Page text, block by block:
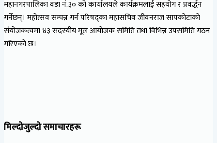
महानगरपालिका वडा नं.३० को कार्यालयले कार्यक्रमलाई सहयोग र प्रवर्द्धन
गर्नेछन्। महोत्सव सम्पन्न गर्न परिषद्का महासचिव जीवनराज सापकोटाको
संयोजकत्वमा ४३ सदस्यीय मूल आयोजक समिति तथा विभिन्न उपसमिति गठन
गरिएको छ।
मिल्दोजुल्दो समाचारहरू